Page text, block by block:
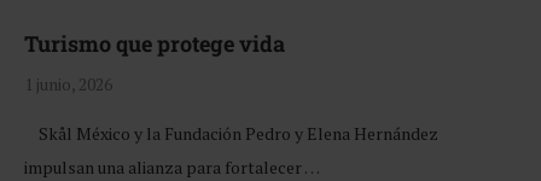
Turismo que protege vida
1 junio, 2026
Skål México y la Fundación Pedro y Elena Hernández
impulsan una alianza para fortalecer …